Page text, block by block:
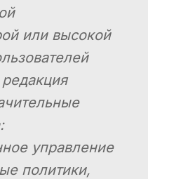
или высокой
управление
политики,